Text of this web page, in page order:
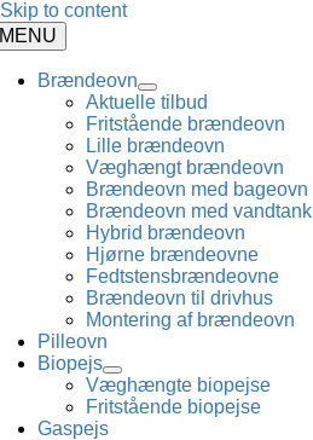
Skip to content
MENU
Brændeovn
Aktuelle tilbud
Fritstående brændeovn
Lille brændeovn
Væghængt brændeovn
Brændeovn med bageovn
Brændeovn med vandtank
Hybrid brændeovn
Hjørne brændeovne
Fedtstensbrændeovne
Brændeovn til drivhus
Montering af brændeovn
Pilleovn
Biopejs
Væghængte biopejse
Fritstående biopejse
Gaspejs